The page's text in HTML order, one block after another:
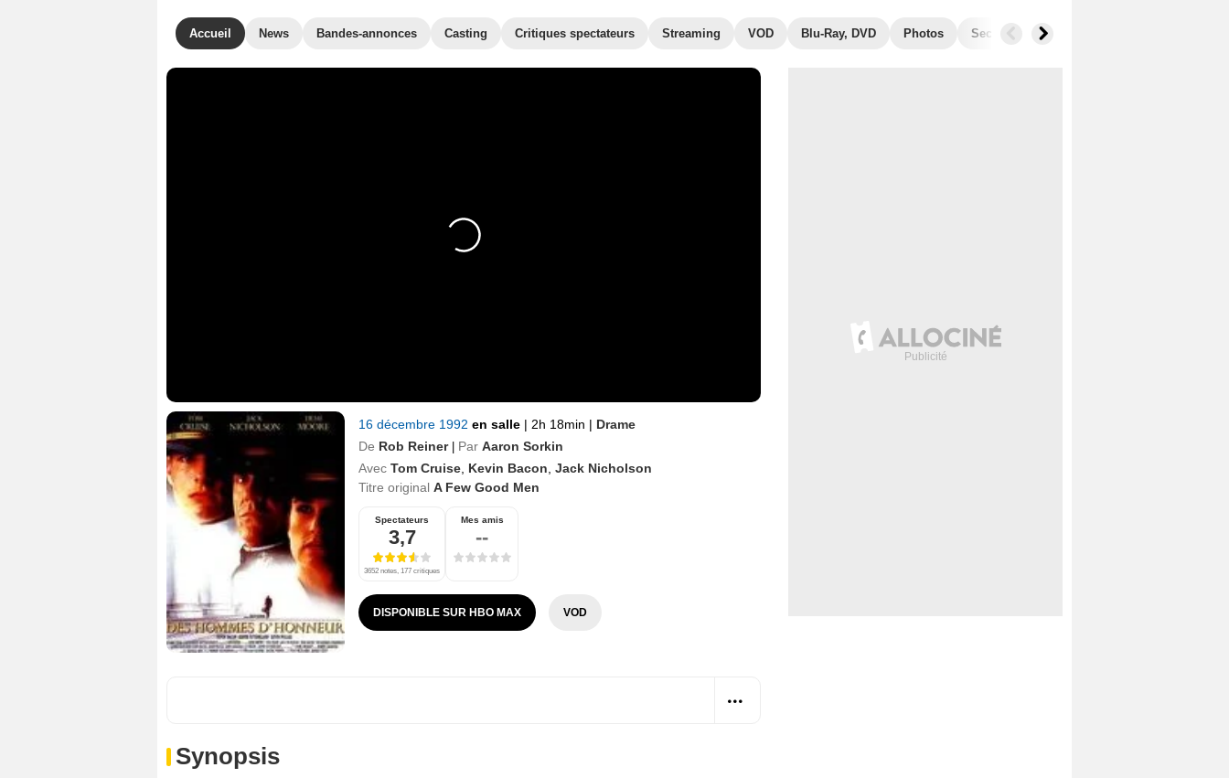
Accueil News Bandes-annonces Casting Critiques spectateurs Streaming VOD Blu-Ray, DVD Photos Secrets de tournage
16 décembre 1992 en salle | 2h 18min | Drame
De Rob Reiner | Par Aaron Sorkin
Avec Tom Cruise Kevin Bacon Jack Nicholson
Titre original A Few Good Men
Spectateurs
3,7
3652 notes, 177 critiques
Mes amis
--
DISPONIBLE SUR HBO MAX VOD
Synopsis